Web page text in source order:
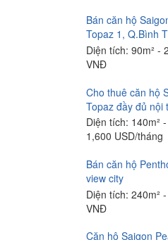
Bán căn hộ
Topaz 1, Q.Bình
Diện tích: 90m² -
VNĐ
Cho thuê căn hộ
Topaz đầy đủ nội
Diện tích: 140m²
1,600 USD/tháng
Bán căn hộ
view city
Diện tích: 240m²
VNĐ
Căn hộ Saigon